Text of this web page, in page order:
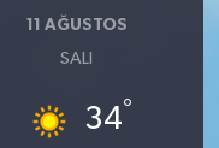
11 AĞUSTOS
SALI
34°